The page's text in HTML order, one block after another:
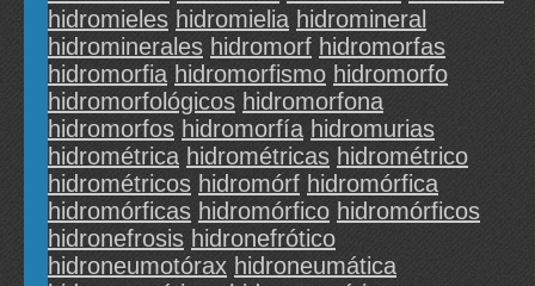
hidromieles hidromielia hidromineral
hidrominerales hidromorf hidromorfas
hidromorfia hidromorfismo hidromorfo
hidromorfológicos hidromorfona
hidromorfos hidromorfía hidromurias
hidrométrica hidrométricas hidrométrico
hidrométricos hidromórf hidromórfica
hidromórficas hidromórfico hidromórficos
hidronefrosis hidronefrótico
hidroneumotórax hidroneumática